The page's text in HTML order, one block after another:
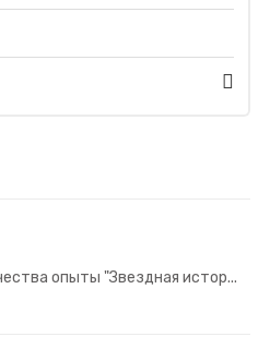
опыты "Звездная истор...